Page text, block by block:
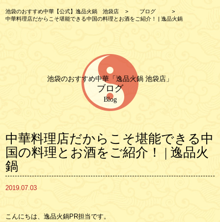
池袋のおすすめ中華【公式】逸品火鍋 池袋店 > ブログ
>
中華料理店だからこそ堪能できる中国の料理とお酒をご紹介！ | 逸品火鍋
池袋のおすすめ中華「逸品火鍋 池袋店」
ブログ
Blog
中華料理店だからこそ堪能できる中
国の料理とお酒をご紹介！ | 逸品火
鍋
2019.07.03
こんにちは、逸品火鍋PR担当です。